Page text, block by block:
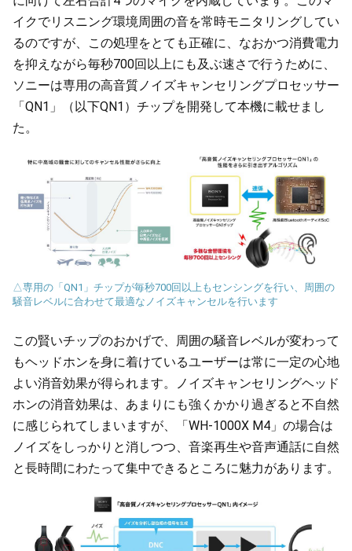
イクでリスニング環境周囲の音を常時モニタリングしてい
るのですが、この処理をとても正確に、なおかつ消費電力
を抑えながら毎秒700回以上にも及ぶ速さで行うために、
ソニーは専用の高音質ノイズキャンセリングプロセッサー
「QN1」（以下QN1）チップを開発して本機に載せまし
た。
△専用の「QN1」チップが毎秒700回以上もセンシングを行い、周囲の
騒音レベルに合わせて最適なノイズキャンセルを行います
この賢いチップのおかげで、周囲の騒音レベルが変わって
もヘッドホンを身に着けているユーザーは常に一定の心地
よい消音効果が得られます。ノイズキャンセリングヘッド
ホンの消音効果は、あまりにも強くかかり過ぎると不自然
に感じられてしまいますが、「WH-1000X M4」の場合は
ノイズをしっかりと消しつつ、音楽再生や音声通話に自然
と長時間にわたって集中できるところに魅力があります。